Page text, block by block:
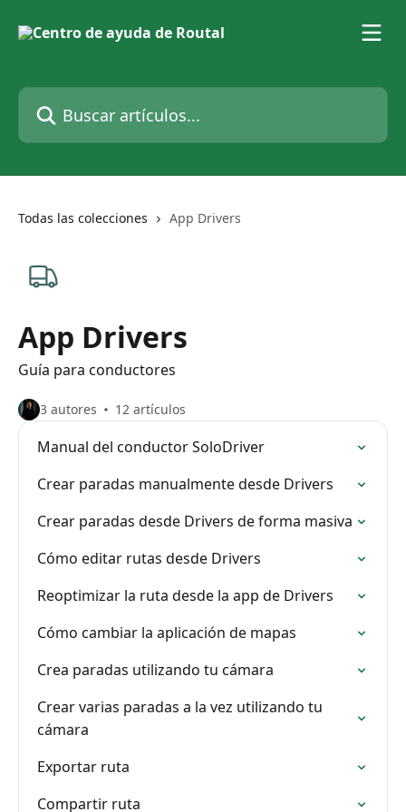
Buscar artículos...
Todas las colecciones App Drivers
App Drivers
Guía para conductores
3 autores 12 artículos
Manual del conductor SoloDriver
Crear paradas manualmente desde Drivers
Crear paradas desde Drivers de forma masiva
Cómo editar rutas desde Drivers
Reoptimizar la ruta desde la app de Drivers
Cómo cambiar la aplicación de mapas
Crea paradas utilizando tu cámara
Crear varias paradas a la vez utilizando tu
cámara
Exportar ruta
Compartir ruta